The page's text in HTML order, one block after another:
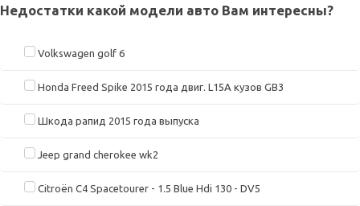
Недостатки какой модели авто Вам интересны?
Volkswagen golf 6
Honda Freed Spike 2015 года двиг. L15A кузов GB3
Шкода рапид 2015 года выпуска
Jeep grand cherokee wk2
Citroën C4 Spacetourer - 1.5 Blue Hdi 130 - DV5